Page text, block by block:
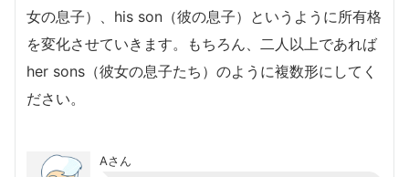
女の息子）、his son（彼の息子）というように所有格
を変化させていきます。もちろん、二人以上であれば
her sons（彼女の息子たち）のように複数形にしてく
ださい。
Aさん